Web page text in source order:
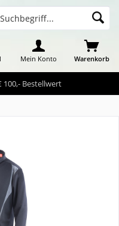
100,- Bestellwert
Warenkorb
Mein Konto